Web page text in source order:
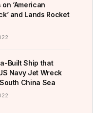
‘American
and Lands Rocket
Built Ship that
Navy Jet Wreck
China Sea